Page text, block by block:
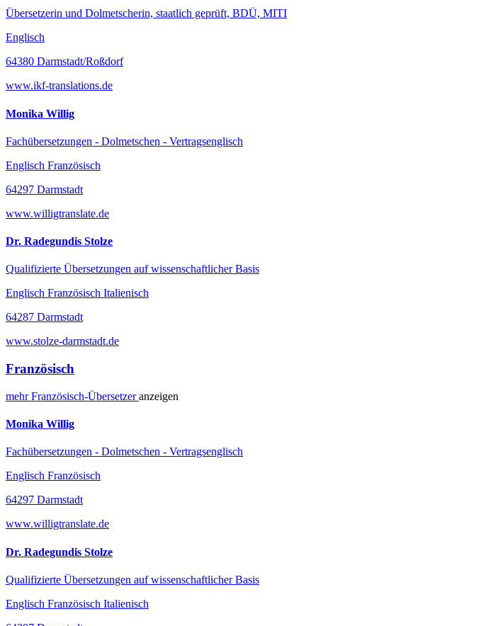
Übersetzerin und Dolmetscherin, staatlich geprüft, BDÜ, MITI
Englisch
64380 Darmstadt/Roßdorf
www.ikf-translations.de
Monika Willig
Fachübersetzungen - Dolmetschen - Vertragsenglisch
Englisch Französisch
64297 Darmstadt
www.willigtranslate.de
Dr. Radegundis Stolze
Qualifizierte Übersetzungen auf wissenschaftlicher Basis
Englisch Französisch Italienisch
64287 Darmstadt
www.stolze-darmstadt.de
Französisch
mehrFranzösisch-Übersetzeranzeigen
Monika Willig
Fachübersetzungen - Dolmetschen - Vertragsenglisch
Englisch Französisch
64297 Darmstadt
www.willigtranslate.de
Dr. Radegundis Stolze
Qualifizierte Übersetzungen auf wissenschaftlicher Basis
Englisch Französisch Italienisch